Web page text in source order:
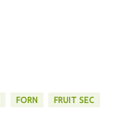
FORN FRUIT SEC